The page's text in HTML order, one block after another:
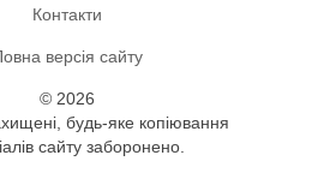
Контакти
версія сайту
© 2026
будь-яке копіювання
сайту заборонено.